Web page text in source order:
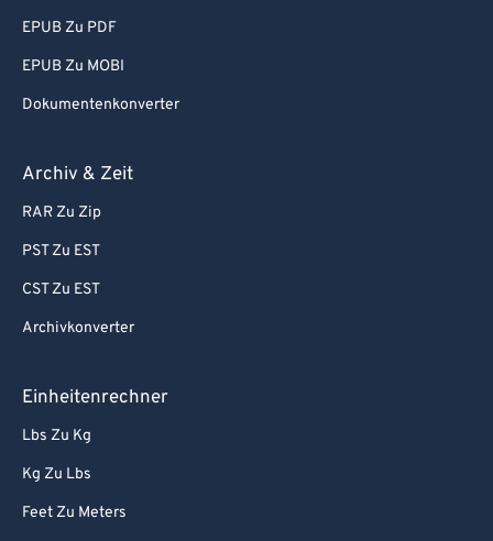
EPUB Zu PDF
EPUB Zu MOBI
Dokumentenkonverter
Archiv & Zeit
RAR Zu Zip
PST Zu EST
CST Zu EST
Archivkonverter
Einheitenrechner
Lbs Zu Kg
Kg Zu Lbs
Feet Zu Meters